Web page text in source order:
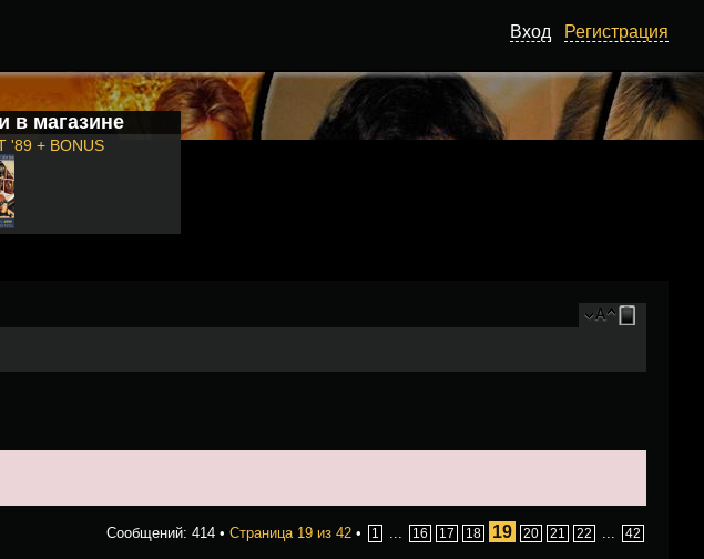
в магазине
'89 + BONUS
Сообщений: 414 • Страница 19 из 42 • 1 ... 16 17 18 19 20 21 22 ... 42
Вход Регистрация